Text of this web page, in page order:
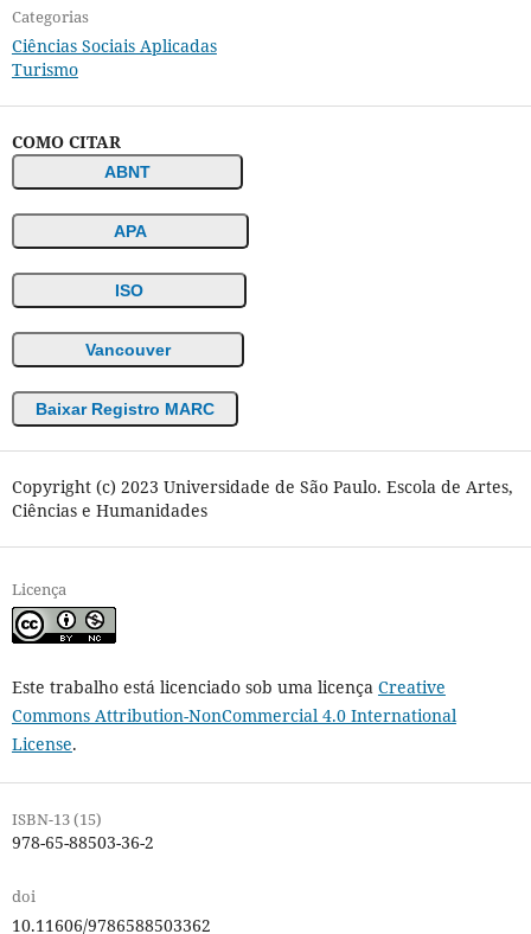
Categorias
Ciências Sociais Aplicadas
Turismo
COMO CITAR
ABNT
APA
ISO
Vancouver
Baixar Registro MARC
Copyright (c) 2023 Universidade de São Paulo. Escola de Artes,
Ciências e Humanidades
Licença
Este trabalho está licenciado sob uma licença Creative
Commons Attribution-NonCommercial 4.0 International
License.
ISBN-13 (15)
978-65-88503-36-2
doi
10.11606/9786588503362